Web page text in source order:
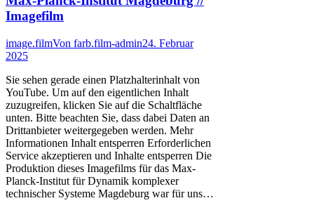
Imagefilm
image.filmVon farb.film-admin24. Februar
2025
Sie sehen gerade einen Platzhalterinhalt von
YouTube. Um auf den eigentlichen Inhalt
zuzugreifen, klicken Sie auf die Schaltfläche
unten. Bitte beachten Sie, dass dabei Daten an
Drittanbieter weitergegeben werden. Mehr
Informationen Inhalt entsperren Erforderlichen
Service akzeptieren und Inhalte entsperren Die
Produktion dieses Imagefilms für das Max-
Planck-Institut für Dynamik komplexer
technischer Systeme Magdeburg war für uns…